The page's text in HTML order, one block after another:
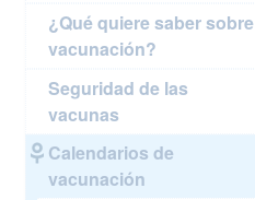
¿Qué quiere saber sobre
vacunación?
Seguridad de las
vacunas
Calendarios de
vacunación